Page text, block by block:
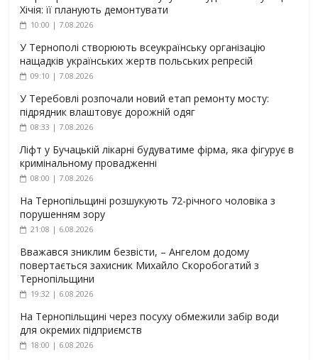
Хічія: її планують демонтувати
10:00 | 7.08.2026
У Тернополі створюють всеукраїнську організацію
нащадків українських жертв польських репресій
09:10 | 7.08.2026
У Теребовлі розпочали новий етап ремонту мосту:
підрядник влаштовує дорожній одяг
08:33 | 7.08.2026
Ліфт у Бучацькій лікарні будуватиме фірма, яка фігурує в
кримінальному провадженні
08:00 | 7.08.2026
На Тернопільщині розшукують 72-річного чоловіка з
порушенням зору
21:08 | 6.08.2026
Вважався зниклим безвісти, – Ангелом додому
повертається захисник Михайло Скоробогатий з
Тернопільщини
19:32 | 6.08.2026
На Тернопільщині через посуху обмежили забір води
для окремих підприємств
18:00 | 6.08.2026